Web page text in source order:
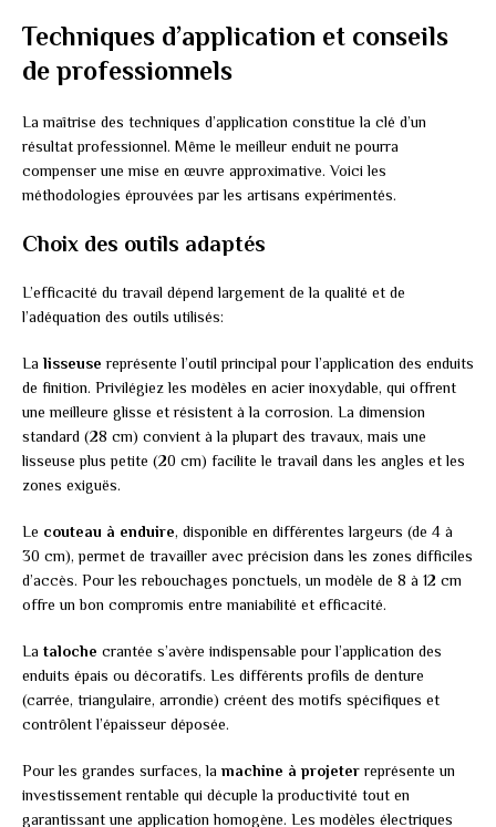
Techniques d’application et conseils
de professionnels
La maîtrise des techniques d’application constitue la clé d’un
résultat professionnel. Même le meilleur enduit ne pourra
compenser une mise en œuvre approximative. Voici les
méthodologies éprouvées par les artisans expérimentés.
Choix des outils adaptés
L’efficacité du travail dépend largement de la qualité et de
l’adéquation des outils utilisés:
La lisseuse représente l’outil principal pour l’application des enduits
de finition. Privilégiez les modèles en acier inoxydable, qui offrent
une meilleure glisse et résistent à la corrosion. La dimension
standard (28 cm) convient à la plupart des travaux, mais une
lisseuse plus petite (20 cm) facilite le travail dans les angles et les
zones exiguës.
Le couteau à enduire, disponible en différentes largeurs (de 4 à
30 cm), permet de travailler avec précision dans les zones difficiles
d’accès. Pour les rebouchages ponctuels, un modèle de 8 à 12 cm
offre un bon compromis entre maniabilité et efficacité.
La taloche crantée s’avère indispensable pour l’application des
enduits épais ou décoratifs. Les différents profils de denture
(carrée, triangulaire, arrondie) créent des motifs spécifiques et
contrôlent l’épaisseur déposée.
Pour les grandes surfaces, la machine à projeterreprésente un
investissement rentable qui décuple la productivité tout en
garantissant une application homogène. Les modèles électriques